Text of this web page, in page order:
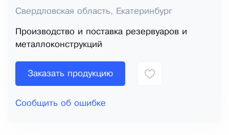
Свердловская область, Екатеринбург
Производство и поставка резервуаров и
металлоконструкций
Заказать продукцию
Сообщить об ошибке